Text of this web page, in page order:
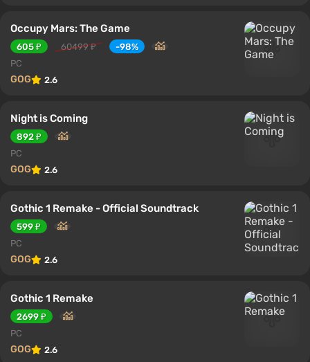
Occupy Mars: The Game
605 ₽ 60499 ₽
-98%
PC
GOG 2.6
Night is Coming
892 ₽
PC
GOG 2.6
Gothic 1 Remake - Official Soundtrack
599 ₽
PC
GOG 2.6
Gothic 1 Remake
2699 ₽
PC
GOG 2.6